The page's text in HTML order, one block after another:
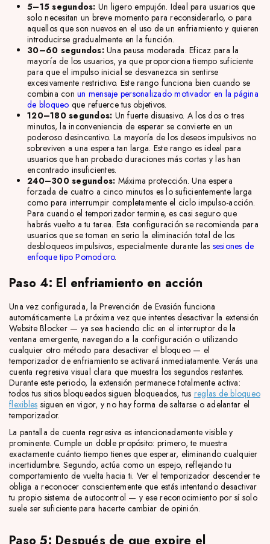
5–15 segundos: Un ligero empujón. Ideal para usuarios que
solo necesitan un breve momento para reconsiderarlo, o para
aquellos que son nuevos en el uso de un enfriamiento y quieren
introducirse gradualmente en la función.
30–60 segundos:Una pausa moderada. Eficaz para la
mayoría de los usuarios, ya que proporciona tiempo suficiente
para que el impulso inicial se desvanezca sin sentirse
excesivamente restrictivo. Este rango funciona bien cuando se
combina con un mensaje personalizado motivador en la página
de bloqueo que refuerce tus objetivos.
120–180 segundos: Un fuerte disuasivo. A los dos o tres
minutos, la inconveniencia de esperar se convierte en un
poderoso desincentivo. La mayoría de los deseos impulsivos no
sobreviven a una espera tan larga. Este rango es ideal para
usuarios que han probado duraciones más cortas y las han
encontrado insuficientes.
240–300 segundos: Máxima protección. Una espera
forzada de cuatro a cinco minutos es lo suficientemente larga
como para interrumpir completamente el ciclo impulso-acción.
Para cuando el temporizador termine, es casi seguro que
habrás vuelto a tu tarea. Esta configuración se recomienda para
usuarios que se toman en serio la eliminación total de los
desbloqueos impulsivos, especialmente durante las sesiones de
enfoque tipo Pomodoro.
Paso 4: El enfriamiento en acción
Una vez configurada, la Prevención de Evasión funciona
automáticamente. La próxima vez que intentes desactivar la extensión
Website Blocker — ya sea haciendo clic en el interruptor de la
ventana emergente, navegando a la configuración o utilizando
cualquier otro método para desactivar el bloqueo — el
temporizador de enfriamiento se activará inmediatamente. Verás una
cuenta regresiva visual clara que muestra los segundos restantes.
Durante este periodo, la extensión permanece totalmente activa:
todos tus sitios bloqueados siguen bloqueados, tus reglas de bloqueo
flexibles siguen en vigor, y no hay forma de saltarse o adelantar el
temporizador.
La pantalla de cuenta regresiva es intencionadamente visible y
prominente. Cumple un doble propósito: primero, te muestra
exactamente cuánto tiempo tienes que esperar, eliminando cualquier
incertidumbre. Segundo, actúa como un espejo, reflejando tu
comportamiento de vuelta hacia ti. Ver el temporizador descender te
obliga a reconocer conscientemente que estás intentando desactivar
tu propio sistema de autocontrol — y ese reconocimiento por sí solo
suele ser suficiente para hacerte cambiar de opinión.